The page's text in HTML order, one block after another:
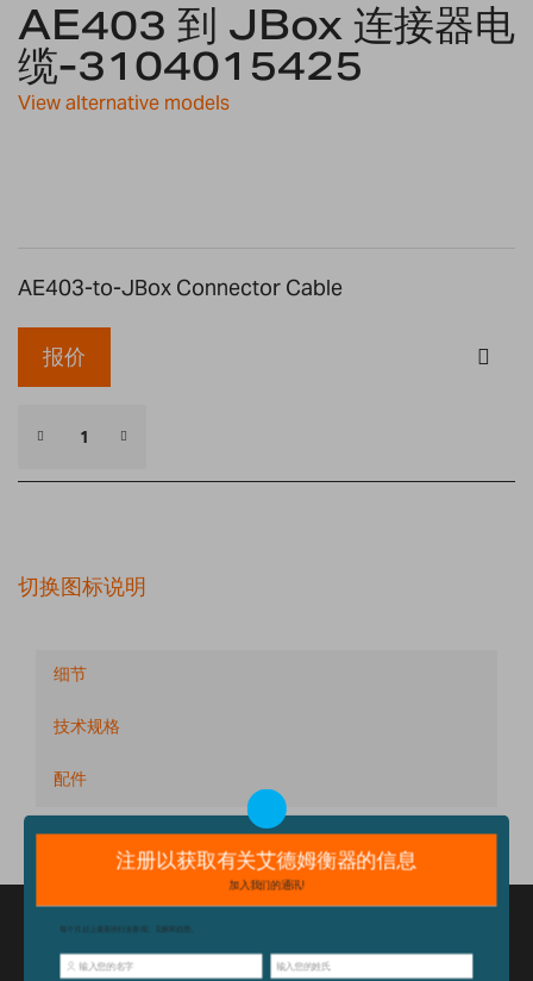
to
the
beginning
of
the
AE403 到 JBox 连接器电
缆-3104015425
View alternative models
AE403-to-JBox Connector Cable
报价
切换图标说明
细节
技术规格
配件
特点和优点